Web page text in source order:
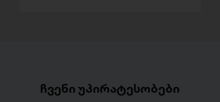
ჩვენი უპირატესობები